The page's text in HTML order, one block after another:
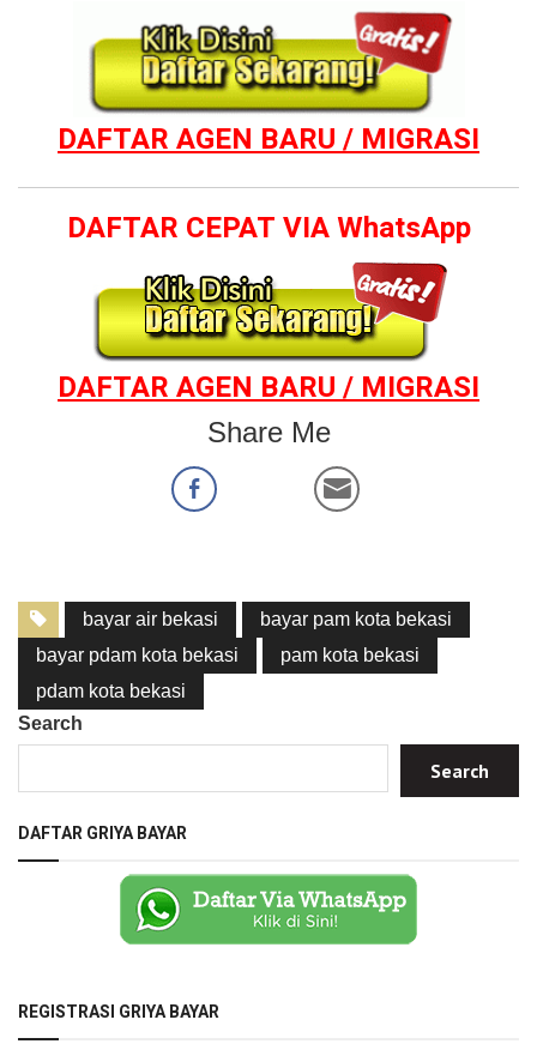
DAFTAR AGEN BARU / MIGRASI
DAFTAR CEPAT VIA WhatsApp
DAFTAR AGEN BARU / MIGRASI
Share Me
bayar air bekasi
bayar pam kota bekasi
bayar pdam kota bekasi
pam kota bekasi
pdam kota bekasi
Search
Search
DAFTAR GRIYA BAYAR
REGISTRASI GRIYA BAYAR